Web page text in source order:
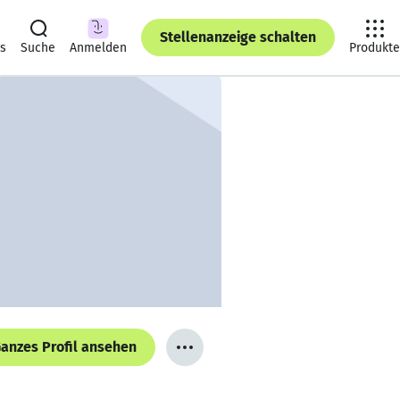
Suche Anmelden
Stellenanzeige schalten
Produkte
Profil ansehen